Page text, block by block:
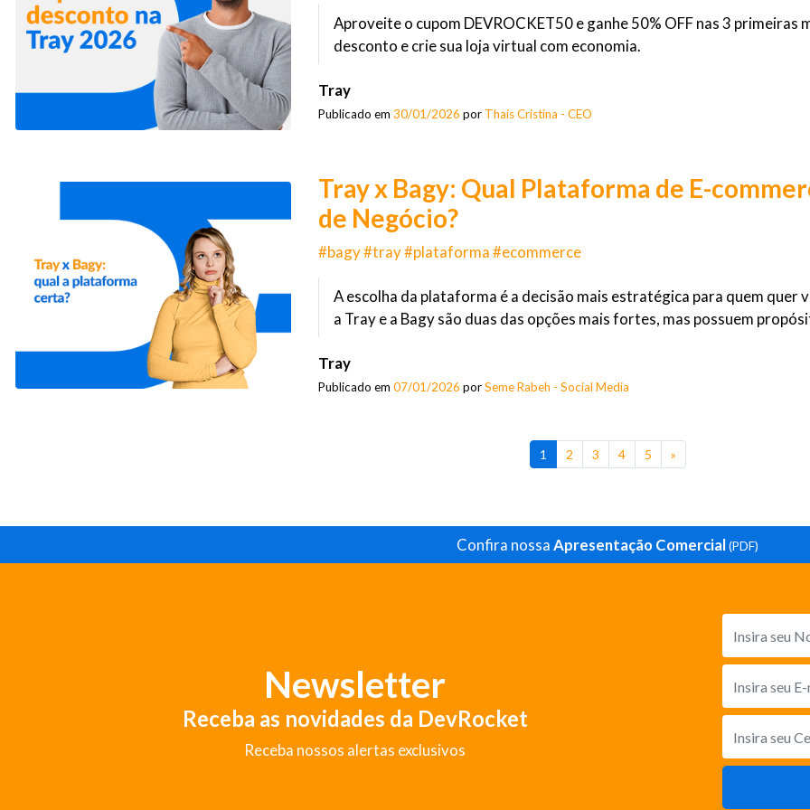
Aproveite o cupom DEVROCKET50 e ganhe 50% OFF nas 3 primeiras
desconto e crie sua loja virtual com economia.
Tray
Publicado em 30/01/2026 por Thaís Cristina - CEO
Tray x Bagy: Qual Plataforma de E-
de Negócio?
#bagy #tray #plataforma #ecommerce
A escolha da plataforma é a decisão mais estratégica para quem
a Tray e a Bagy são duas das opções mais fortes, mas possuem
Tray
Publicado em 07/01/2026 porSeme Rabeh - Social Media
1 2 3 4 5 »
Confira nossaApresentação Comercial(PDF)
Newsletter
Receba as novidades da DevRocket
Receba nossos alertas exclusivos